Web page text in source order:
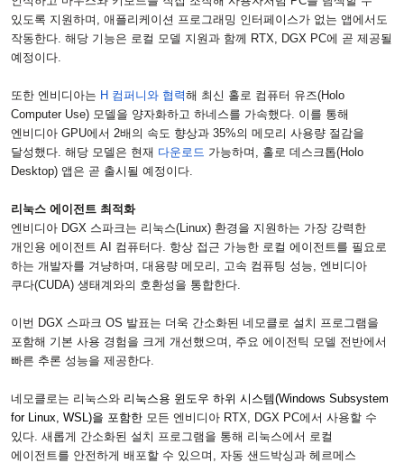
있도록 지원하며
애플리케이션 프로그래밍 인터페이스가 없는 앱에서도
작동한다 해당 기능은 로컬 모델 지원과 함께 RTX, DGX PC에 곧 제공될
예정이다
또한 엔비디아는 H 컴퍼니와 협력해 최신 홀로 컴퓨터 유즈(Holo
Computer Use) 모델을 양자화하고 하네스를 가속했다 이를 통해
엔비디아 GPU에서 2배의 속도 향상과 35%의 메모리 사용량 절감을
달성했다 해당 모델은 현재 다운로드 가능하며 홀로 데스크톱(Holo
Desktop) 앱은 곧 출시될 예정이다
리눅스 에이전트 최적화
엔비디아 DGX 스파크는 리눅스(Linux) 환경을 지원하는 가장 강력한
개인용 에이전트 AI 컴퓨터다 항상 접근 가능한 로컬 에이전트를 필요로
하는 개발자를 겨냥하며
대용량 메모리 고속 컴퓨팅 성능
엔비디아
쿠다(CUDA) 생태계와의 호환성을 통합한다
이번 DGX 스파크 OS 발표는 더욱 간소화된 네모클로 설치 프로그램을
포함해 기본 사용 경험을 크게 개선했으며
주요 에이전틱 모델 전반에서
빠른 추론 성능을 제공한다
네모클로는 리눅스와 리눅스용 윈도우 하위 시스템(Windows Subsystem
for Linux, WSL)을 포함한 모든 엔비디아 RTX, DGX PC에서 사용할 수
있다 새롭게 간소화된 설치 프로그램을 통해 리눅스에서 로컬
에이전트를 안전하게 배포할 수 있으며
자동 샌드박싱과 헤르메스